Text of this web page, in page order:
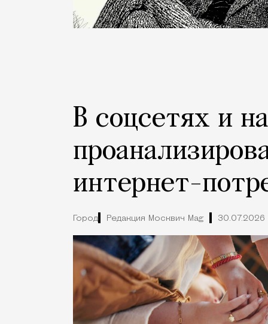
В соцсетях и
интернет-
Город Редакция Москвич Mag 30.07.2026